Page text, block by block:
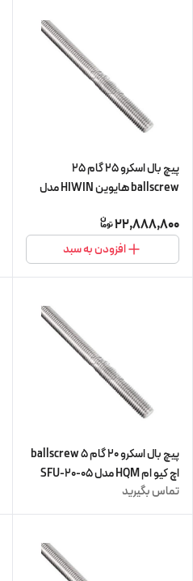
پیچ بال اسکرو 25 گام 25
ballscrew هایوین HIWIN مدل
cnc سی ان سی)
22,888,800
افزودن به سبد
پیچ بال اسکرو 20 گام 5 ballscrew
اچ کیو ام HQM مدل SFU-20-05
(زنگار دارد) (اورجینال وارداتی)
تماس بگیرید